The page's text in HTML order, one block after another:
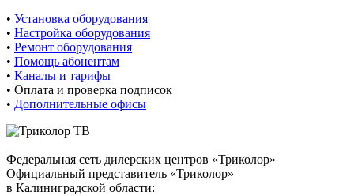
• Установка оборудования
• Настройка оборудования
• Ремонт оборудования
• Помощь абонентам
• Каналы и тарифы
• Оплата и проверка подписок
• Дополнительные офисы
Федеральная сеть дилерских центров «Триколор»
Официальный представитель «Триколор»
в Калиниградской области: